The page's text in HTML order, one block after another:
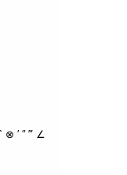
′ ″ ‴ ∠